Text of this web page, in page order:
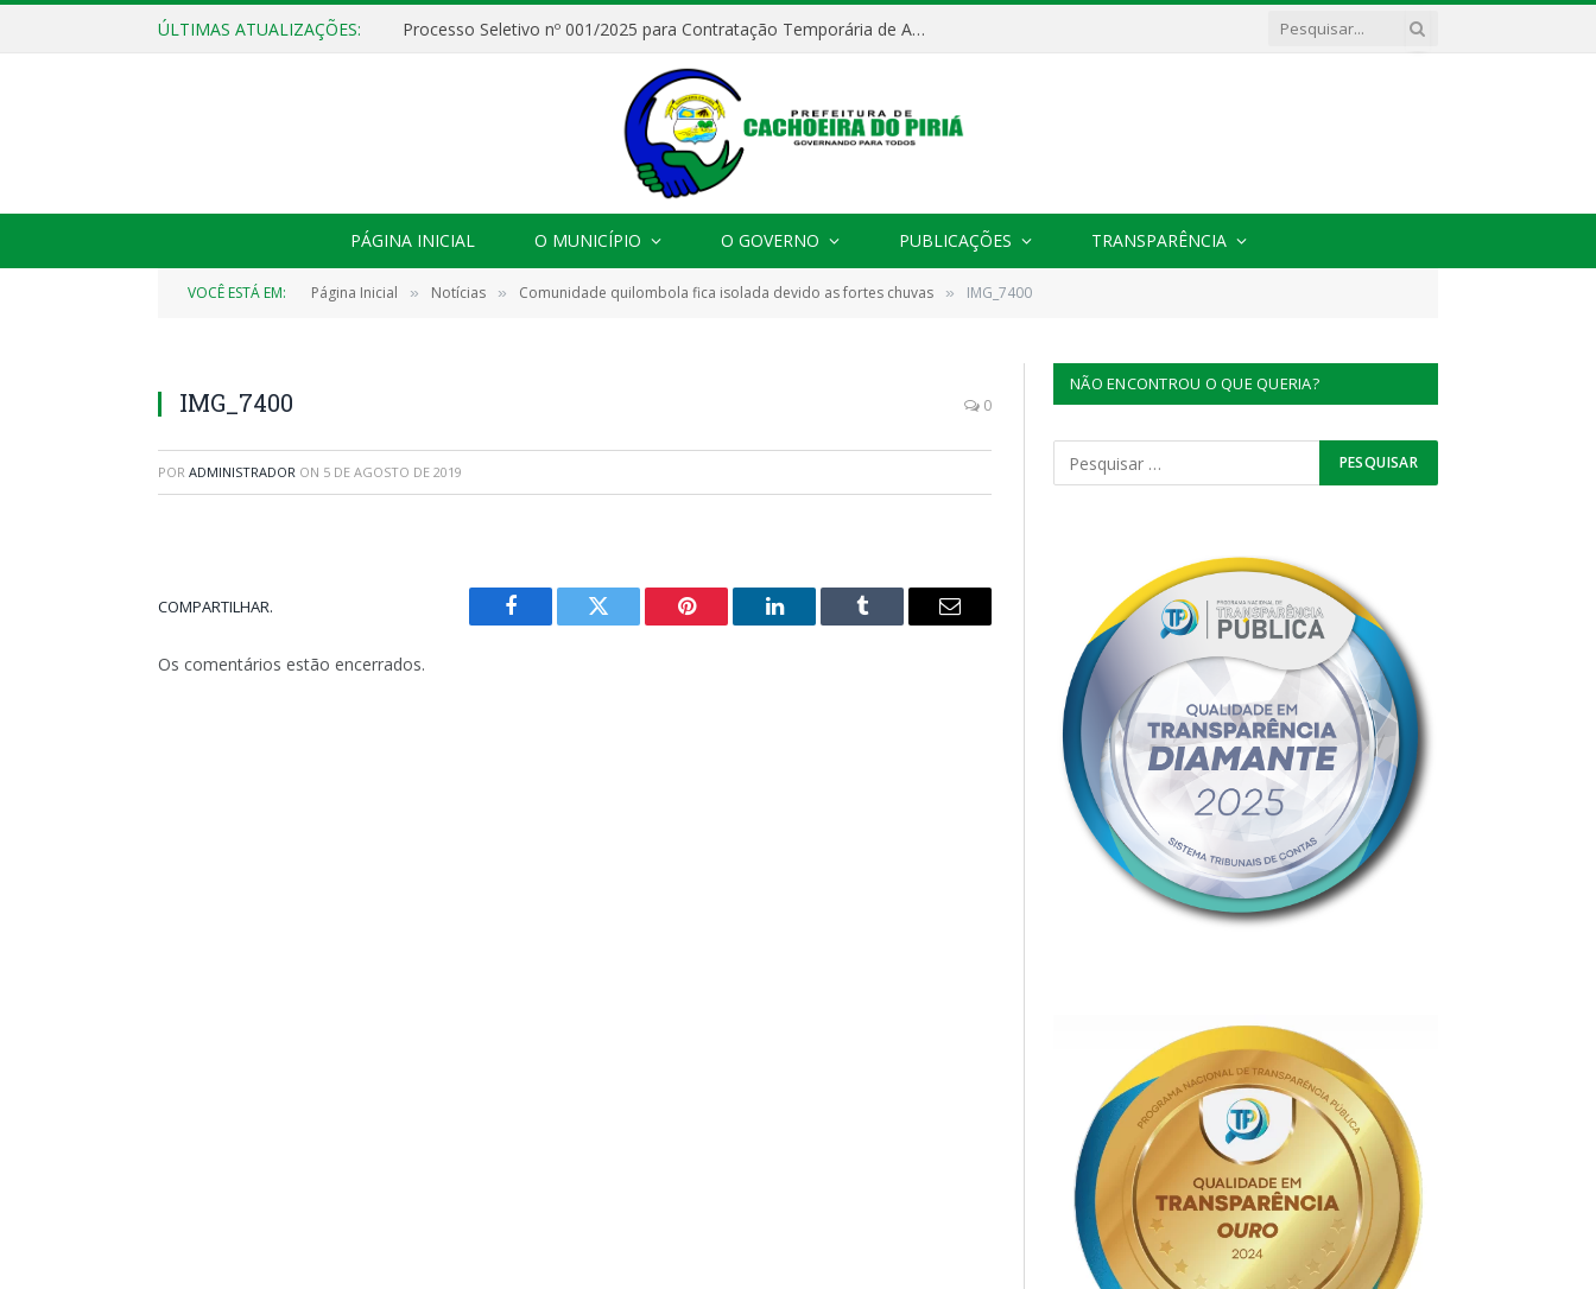
ÚLTIMAS ATUALIZAÇÕES: Processo Seletivo nº 001/2025 para Contratação Temporária de Agentes Comunitários de Saúde (ACS)
PÁGINA INICIAL O MUNICÍPIO O GOVERNO PUBLICAÇÕES TRANSPARÊNCIA
VOCÊ ESTÁ EM: Página Inicial » Notícias » Comunidade quilombola fica isolada devido as fortes chuvas » IMG_7400
IMG_7400 0
POR ADMINISTRADOR ON 5 DE AGOSTO DE 2019
COMPARTILHAR.
Facebook Twitter Pinterest LinkedIn Tumblr
E-
Os comentários estão encerrados.
NÃO ENCONTROU O QUE QUERIA?